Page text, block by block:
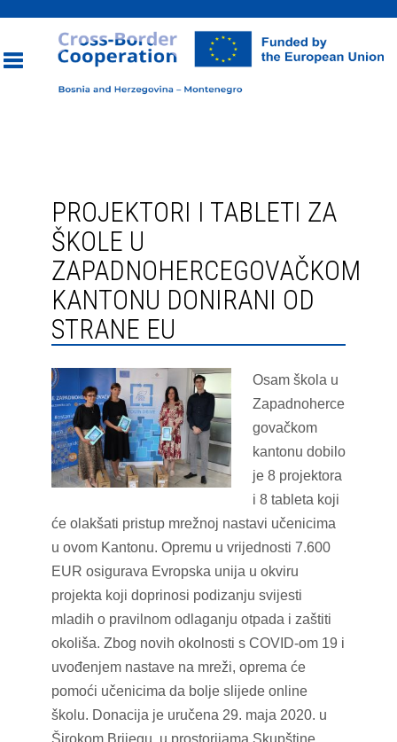
PROJEKTORI I TABLETI ZA
ŠKOLE U
ZAPADNOHERCEGOVAČKOM
KANTONU DONIRANI OD
STRANE EU
Osam škola u
Zapadnoherce
govačkom
kantonu dobilo
je 8 projektora
i 8 tableta koji
će olakšati pristup mrežnoj nastavi učenicima
u ovom Kantonu. Opremu u vrijednosti 7.600
EUR osigurava Evropska unija u okviru
projekta koji doprinosi podizanju svijesti
mladih o pravilnom odlaganju otpada i zaštiti
okoliša. Zbog novih okolnosti s COVID-om 19 i
uvođenjem nastave na mreži, oprema će
pomoći učenicima da bolje slijede online
školu. Donacija je uručena 29. maja 2020. u
Širokom Brijegu, u prostorijama Skupštine